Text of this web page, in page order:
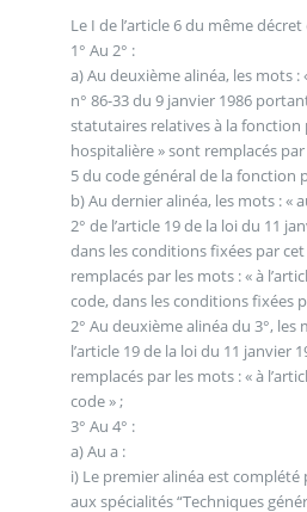
Le I de l’article 6 du même
1° Au 2° :
a) Au deuxième alinéa, les mots :
n° 86-33 du 9 janvier 1986
statutaires relatives à la fonction
hospitalière » sont remplacés par
5 du code général de la fonction
b) Au dernier alinéa, les mots : «
2° de l’article 19 de la loi du 11
dans les conditions fixées par
remplacés par les mots : « à
code, dans les conditions fixées
2° Au deuxième alinéa du 3°, les
l’article 19 de la loi du 11 janvier
remplacés par les mots : « à
code » ;
3° Au 4° :
a) Au a :
i) Le premier alinéa est complété
aux spécialités “Techniques